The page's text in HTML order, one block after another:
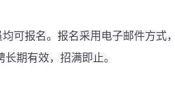
可报名。报名采用电子邮件方式
期有效，招满即止。